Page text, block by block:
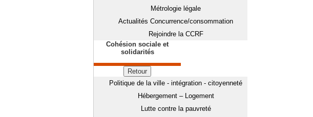
Métrologie légale
Actualités Concurrence/consommation
Rejoindre la CCRF
Cohésion sociale et
solidarités
Retour
Politique de la ville - intégration - citoyenneté
Hébergement – Logement
Lutte contre la pauvreté